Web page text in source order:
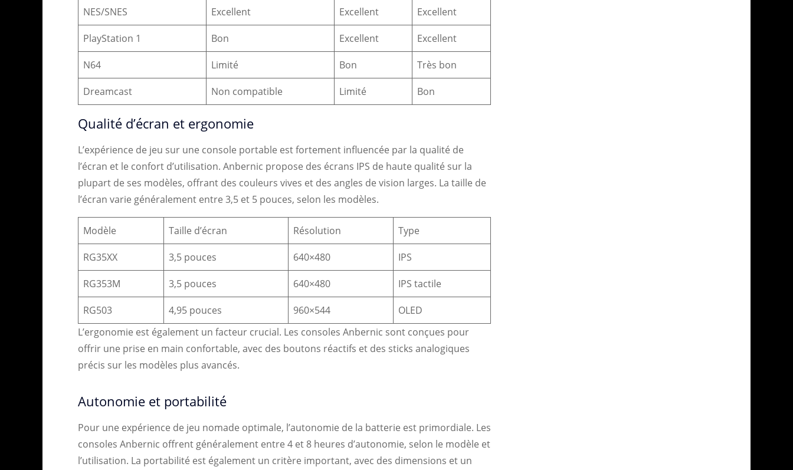
NES/SNES Excellent Excellent Excellent
PlayStation 1 Bon Excellent Excellent
N64 Limité Bon Très bon
Dreamcast Non compatible Limité Bon
Qualité d’écran et ergonomie
L’expérience de jeu sur une console portable est fortement influencée par la qualité de
l’écran et le confort d’utilisation. Anbernic propose des écrans IPS de haute qualité sur la
plupart de ses modèles, offrant des couleurs vives et des angles de vision larges. La taille de
l’écran varie généralement entre 3,5 et 5 pouces, selon les modèles.
Modèle Taille d’écran Résolution Type
RG35XX 3,5 pouces 640×480 IPS
RG353M 3,5 pouces 640×480 IPS tactile
RG503 4,95 pouces 960×544
OLED
L’ergonomie est également un facteur crucial. Les consoles Anbernic sont conçues pour
offrir une prise en main confortable, avec des boutons réactifs et des sticks analogiques
précis sur les modèles plus avancés.
Autonomie et portabilité
Pour une expérience de jeu nomade optimale, l’autonomie de la batterie est primordiale. Les
consoles Anbernic offrent généralement entre 4 et 8 heures d’autonomie, selon le modèle et
l’utilisation. La portabilité est également un critère important, avec des dimensions et un